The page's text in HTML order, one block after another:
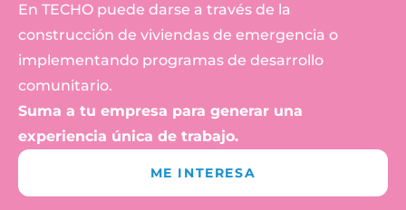
En TECHO puede darse a través de la
construcción de viviendas de emergencia o
implementando programas de desarrollo
comunitario.
Suma a tu empresa para generar una
experiencia única de trabajo.
ME INTERESA